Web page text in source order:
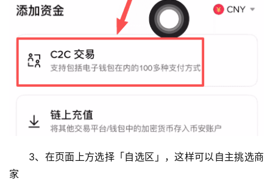
3、在页面上方选择「自选区」，这样可以自主挑选商
家